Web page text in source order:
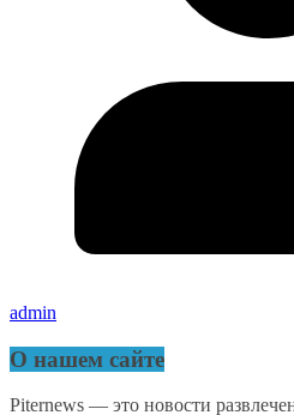
admin
О нашем сайте
Piternews — это новости